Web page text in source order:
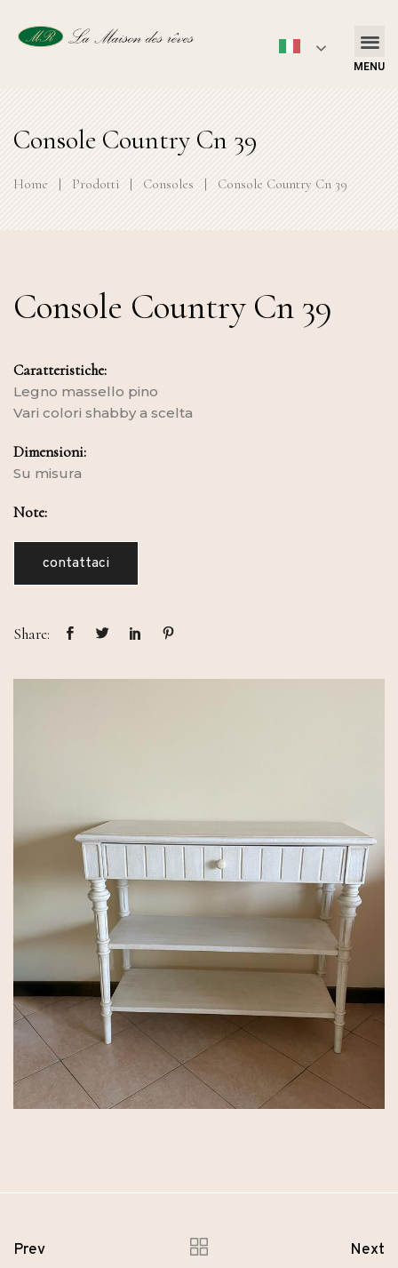
MENU
Console Country Cn 39
Home | Prodotti | Consoles | Console Country Cn 39
Console Country Cn 39
Caratteristiche:
Legno massello pino
Vari colori shabby a scelta
Dimensioni:
Su misura
Note:
contattaci
Share:
Prev Next